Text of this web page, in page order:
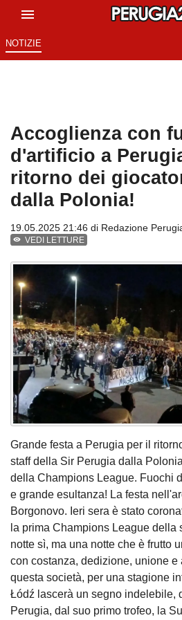
NOTIZIE
Accoglienza con
d'artificio a
ritorno dei
dalla Polonia!
19.05.2025 21:46 di Redazione
VEDI LETTURE
Grande festa a Perugia per il
staff della Sir Perugia dalla
della Champions League. Fuochi
e grande esultanza! La festa
Borgonovo. Ieri sera è stato
la prima Champions League della
notte sì, ma una notte che è frutto
con costanza, dedizione, unione e
questa società, per una stagione
Łódź lascerà un segno indelebile,
Perugia, dal suo primo trofeo, la